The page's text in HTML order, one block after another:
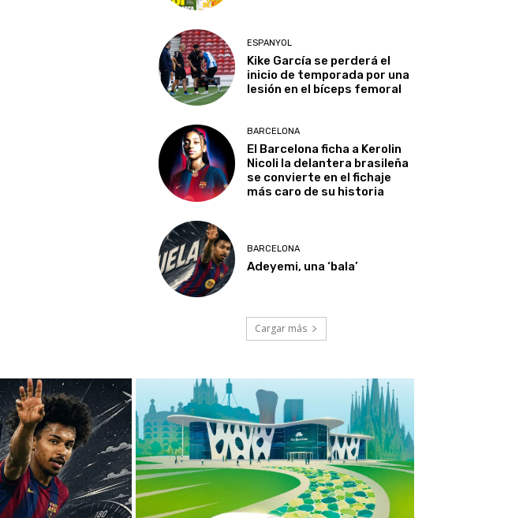
ESPANYOL
Kike García se perderá el
inicio de temporada por una
lesión en el bíceps femoral
BARCELONA
El Barcelona ficha a Kerolin
Nicoli la delantera brasileña
se convierte en el fichaje
más caro de su historia
BARCELONA
Adeyemi, una ‘bala’
Cargar más